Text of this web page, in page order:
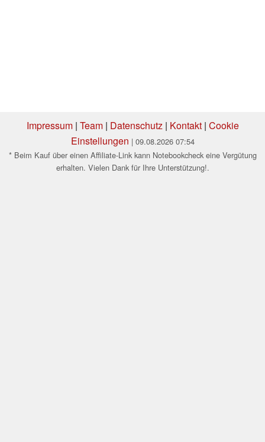
Impressum| Team| Datenschutz| Kontakt| Cookie
Einstellungen | 09.08.2026 07:54
* Beim Kauf über einen Affiliate-Link kann Notebookcheck eine Vergütung
erhalten. Vielen Dank für Ihre Unterstützung!.